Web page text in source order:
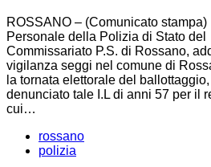
ROSSANO – (Comunicato stampa)
Personale della Polizia di Stato del
Commissariato P.S. di Rossano,
vigilanza seggi nel comune di
la tornata elettorale del
denunciato tale I.L di anni 57 per il
cui…
rossano
polizia